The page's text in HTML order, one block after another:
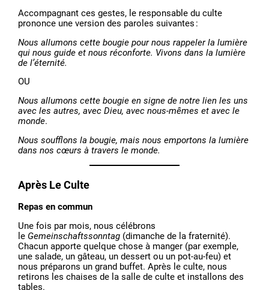
Accompagnant ces gestes, le responsable du culte
prononce une version des paroles suivantes :
Nous allumons cette bougie pour nous rappeler la lumière
qui nous guide et nous réconforte. Vivons dans la lumière
de l’éternité.
OU
Nous allumons cette bougie en signe de notre lien les uns
avec les autres, avec Dieu, avec nous-mêmes et avec le
monde.
Nous soufflons la bougie, mais nous emportons la lumière
dans nos cœurs à travers le monde.
Après Le Culte
Repas en commun
Une fois par mois, nous célébrons
le Gemeinschaftssonntag (dimanche de la fraternité).
Chacun apporte quelque chose à manger (par exemple,
une salade, un gâteau, un dessert ou un pot-au-feu) et
nous préparons un grand buffet. Après le culte, nous
retirons les chaises de la salle de culte et installons des
tables.